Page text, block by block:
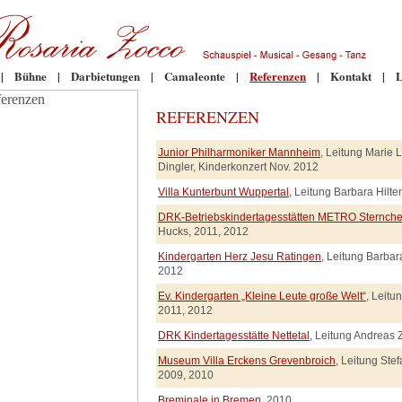
| Bühne | Darbietungen | Camaleonte | Referenzen | Kontakt |
REFERENZEN
Junior Philharmoniker Mannheim, Leitung Marie
Dingler, Kinderkonzert Nov. 2012
Villa Kunterbunt Wuppertal , Leitung Barbara
DRK-Betriebskindertagesstätten METRO
Hucks, 2011, 2012
Kindergarten Herz Jesu Ratingen, Leitung
2012
Ev. Kindergarten „Kleine Leute große Welt“,
2011, 2012
DRK Kindertagesstätte Nettetal , Leitung Andreas
Museum Villa Erckens Grevenbroich, Leitung
2009, 2010